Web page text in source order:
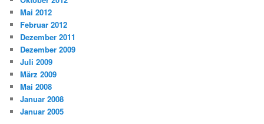
Mai 2012
Februar 2012
Dezember 2011
Dezember 2009
Juli 2009
März 2009
Mai 2008
Januar 2008
Januar 2005